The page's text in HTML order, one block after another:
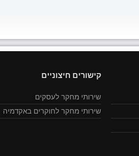
קישורים חיצוניים
שירותי מחקר לעסקים
שירותי מחקר לחוקרים באקדמיה